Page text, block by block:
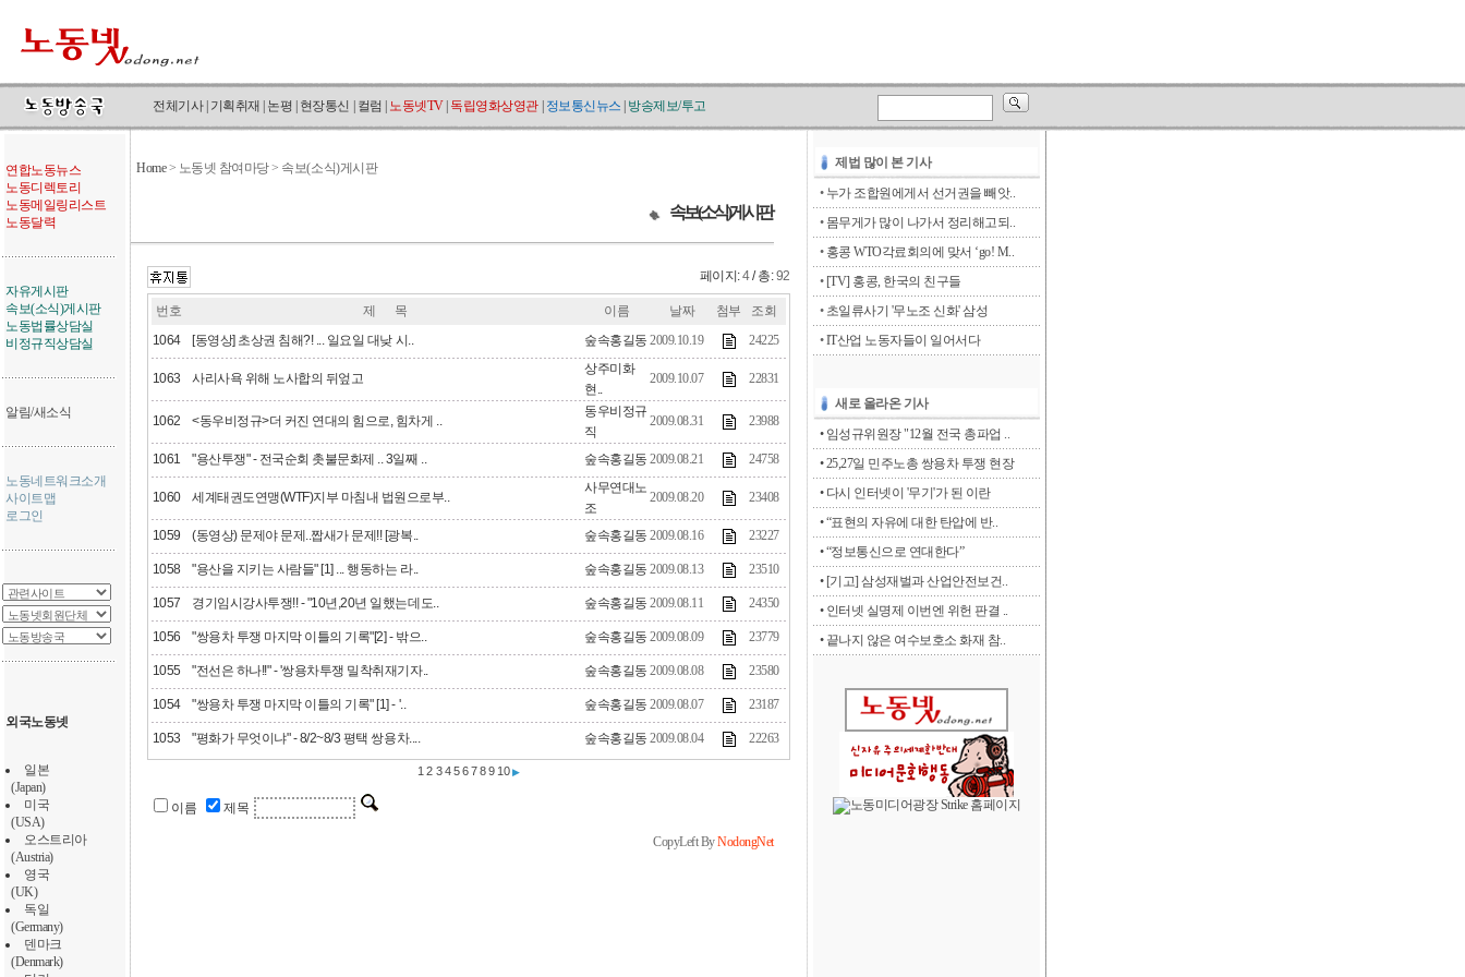
전체기사| 기획취재 논평 현장통신 컬럼 노동넷TV| 독립영화상영관 정보통신뉴스 방송제보/투고
연합노동뉴스
노동디렉토리
노동메일링리스트
노동달력
자유게시판
속보(소식)게시판
노동법률상담실
비정규직상담실
알림/새소식
노동네트워크소개
사이트맵
로그인
외국노동넷
일본
(Japan)
미국
(USA)
오스트리아
(Austria)
영국
(UK)
독일
(Germany)
덴마크
(Denmark)
Home> 노동넷 참여마당 > 속보(소식)게시판
속보(소식)게시판
페이지:4/ 총:92
번호 제 목 이름 날짜 첨부
조회
1064
[동영상] 초상권 침해?! ... 일요일 대낮 시.. 숲속홍길동 2009.10.19 24225
1063 사리사욕 위해 노사합의 뒤엎고
상주미화
현..
2009.10.07 22831
1062 <동우비정규>더 커진 연대의 힘으로, 힘차게 ..
동우비정규
직
2009.08.31 23988
1061 "용산투쟁" - 전국순회 촛불문화제 .. 3일째 .. 숲속홍길동 2009.08.21 24758
1060 세계태권도연맹(WTF)지부 마침내 법원으로부..
사무연대노
조
2009.08.20 23408
1059 (동영상) 문제야 문제..짭새가 문제!! [광복.. 숲속홍길동 2009.08.16 23227
1058 "용산을 지키는 사람들" [1] ... 행동하는 라.. 숲속홍길동 2009.08.13 23510
1057 경기임시강사투쟁!! - "10년,20년 일했는데도.. 숲속홍길동 2009.08.11 24350
1056 "쌍용차 투쟁 마지막 이틀의 기록"[2] - 밖으.. 숲속홍길동 2009.08.09 23779
1055 "전선은 하나!!" - '쌍용차투쟁 밀착취재기자.. 숲속홍길동 2009.08.08 23580
1054 "쌍용차 투쟁 마지막 이틀의 기록" [1] - '.. 숲속홍길동 2009.08.07 23187
1053 "평화가 무엇이냐" - 8/2~8/3 평택 쌍용차.... 숲속홍길동 2009.08.04 22263
1 2 3 4 5 6 7 8 9 10 ▶
이름 제목
CopyLeft ByNodongNet
제법 많이 본 기사
• 누가 조합원에게서 선거권을 빼앗..
• 몸무게가 많이 나가서 정리해고되..
• 홍콩 WTO각료회의에 맞서 ‘go! M..
• [TV] 홍콩, 한국의 친구들
• 초일류사기 '무노조 신화' 삼성
•IT산업 노동자들이 일어서다
새로 올라온 기사
• 임성규위원장 "12월 전국 총파업 ..
• 25,27일 민주노총 쌍용차 투쟁 현장
• 다시 인터넷이 '무기'가 된 이란
• “표현의 자유에 대한 탄압에 반..
• “정보통신으로 연대한다”
• [기고] 삼성재벌과 산업안전보건..
• 인터넷 실명제 이번엔 위헌 판결 ..
• 끝나지 않은 여수보호소 화재 참..